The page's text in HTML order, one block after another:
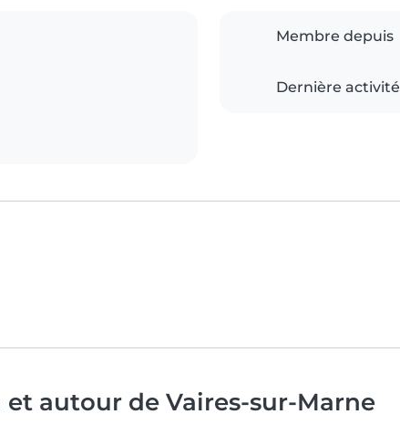
Membre depuis
Dernière activité
autour de Vaires-sur-Marne